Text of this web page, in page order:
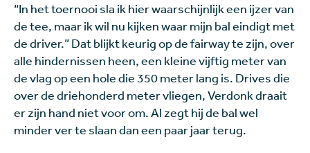
“In het toernooi sla ik hier waarschijnlijk een ijzer van
de tee, maar ik wil nu kijken waar mijn bal eindigt met
de driver.” Dat blijkt keurig op de fairway te zijn, over
alle hindernissen heen, een kleine vijftig meter van
de vlag op een hole die 350 meter lang is. Drives die
over de driehonderd meter vliegen, Verdonk draait
er zijn hand niet voor om. Al zegt hij de bal wel
minder ver te slaan dan een paar jaar terug.